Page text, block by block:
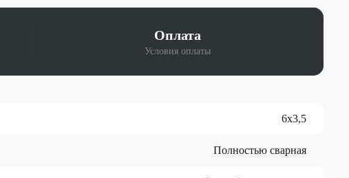
Оплата
Условия оплаты
6х3,5
Полностью сварная